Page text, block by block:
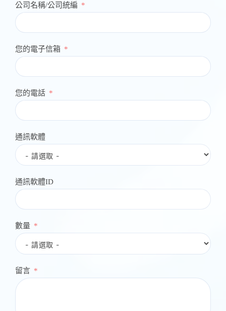
公司名稱/公司統編
您的電子信箱
您的電話
通訊軟體
通訊軟體ID
數量
留言